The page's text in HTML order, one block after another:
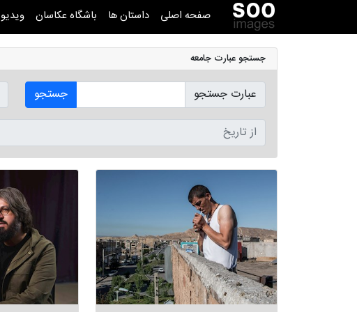
صفحه اصلی داستان ها باشگاه عکاسان ویدیو
جستجو عبارت جامعه
عبارت جستجو جستجو